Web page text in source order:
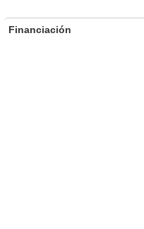
Financiación